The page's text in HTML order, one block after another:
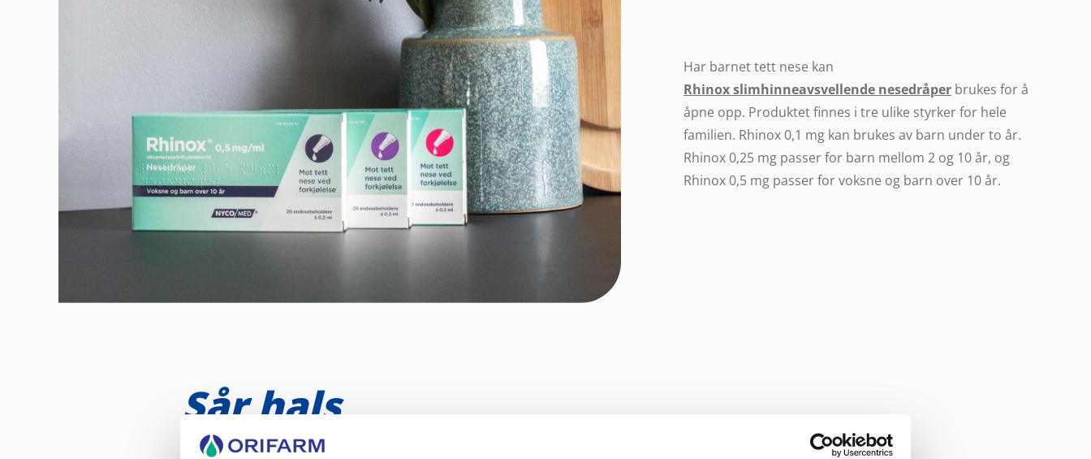
Har barnet tett nese kan
Rhinox slimhinneavsvellende nesedråperbrukes for å
åpne opp. Produktet finnes i tre ulike styrker for hele
familien. Rhinox 0,1 mg kan brukes av barn under to år.
Rhinox 0,25 mg passer for barn mellom 2 og 10 år, og
Rhinox 0,5 mg passer for voksne og barn over 10 år.
Sår hals
Barnet kan ha så vondt i halsen at det ikke vil svelge og slutter å spise.